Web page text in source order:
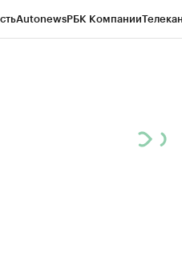
AutonewsРБК Компании